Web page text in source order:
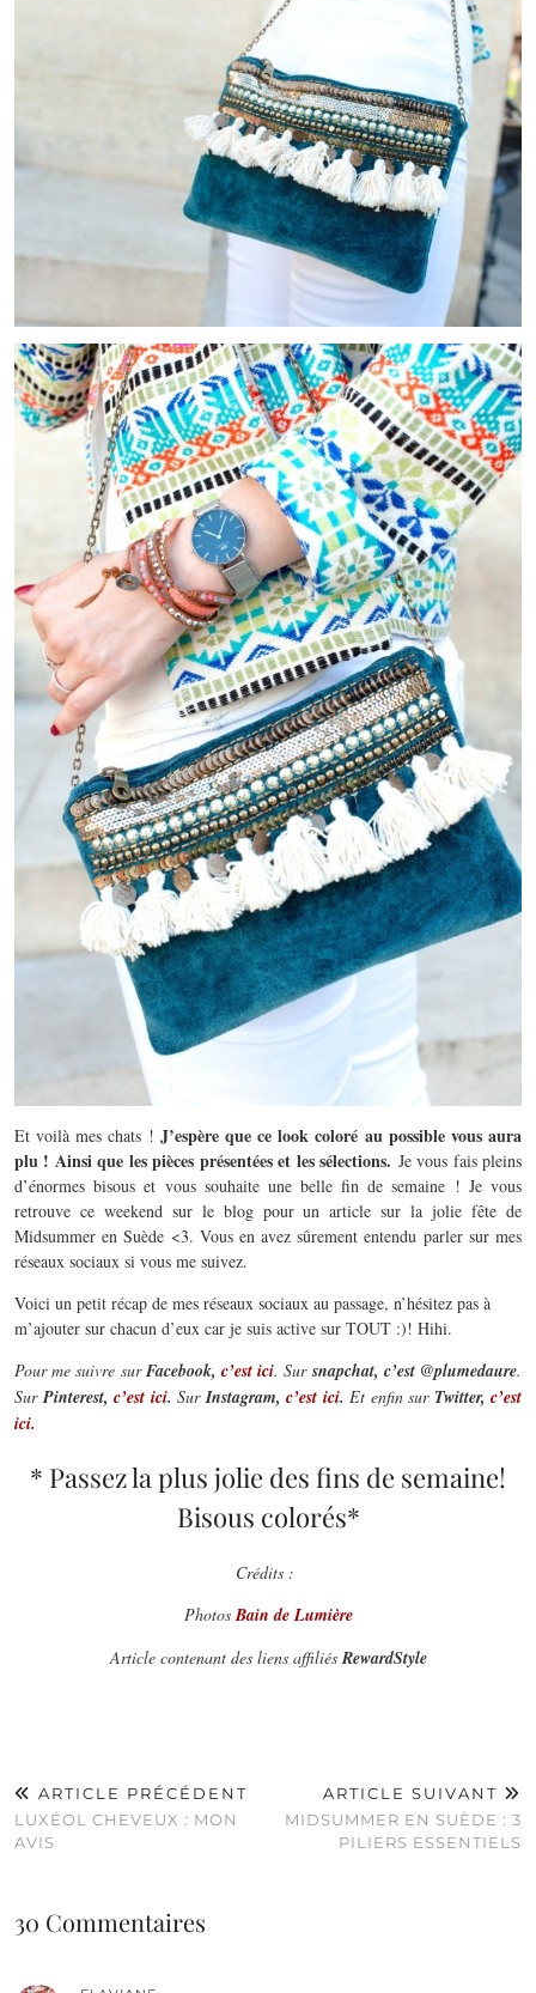
Et voilà mes chats ! J’espère que ce look coloré au possible vous aura
plu ! Ainsi que les pièces présentées et les sélections. Je vous fais pleins
d’énormes bisous et vous souhaite une belle fin de semaine ! Je vous
retrouve ce weekend sur le blog pour un article sur la jolie fête de
Midsummer en Suède <3. Vous en avez sûrement entendu parler sur mes
réseaux sociaux si vous me suivez.
Voici un petit récap de mes réseaux sociaux au passage, n’hésitez pas à
m’ajouter sur chacun d’eux car je suis active sur TOUT :)! Hihi.
Pour me suivre surFacebook,c’est ici. Sursnapchat, c’est @plumedaure.
SurPinterest, c’est ici. SurInstagram, c’est ici. Et enfin sur Twitter, c’est
ici.
* Passez la plus jolie des fins de semaine!
Bisous colorés*
Crédits :
PhotosBain de Lumière
Article contenant des liens affiliésRewardStyle
ARTICLE PRÉCÉDENT
LUXÉOL CHEVEUX : MON
AVIS
ARTICLE SUIVANT
MIDSUMMER EN SUÈDE : 3
PILIERS ESSENTIELS
30 Commentaires